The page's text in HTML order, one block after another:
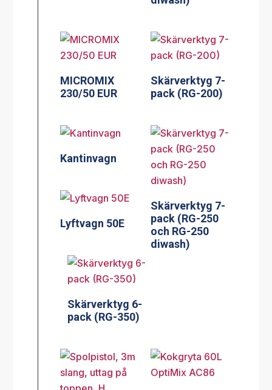
MICROMIX
230/50 EUR
Skärverktyg 7-
pack (RG-200)
Kantinvagn
Skärverktyg 7-
pack (RG-250
och RG-250
diwash)
Lyftvagn 50E
Skärverktyg 6-
pack (RG-350)